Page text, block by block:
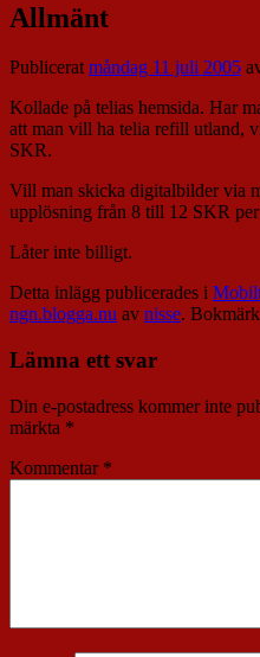
Allmänt
Publiceratmåndag 11 juli 2005
Kollade på telias hemsida. Har
att man vill ha telia refill utland,
SKR.
Vill man skicka digitalbilder via
upplösning från 8 till 12 SKR
Låter inte billigt.
Detta inlägg publicerades i
ngn.blogga.nu av nisse. Bokmärk
Lämna ett svar
Din e-postadress kommer inte
märkta *
Kommentar *